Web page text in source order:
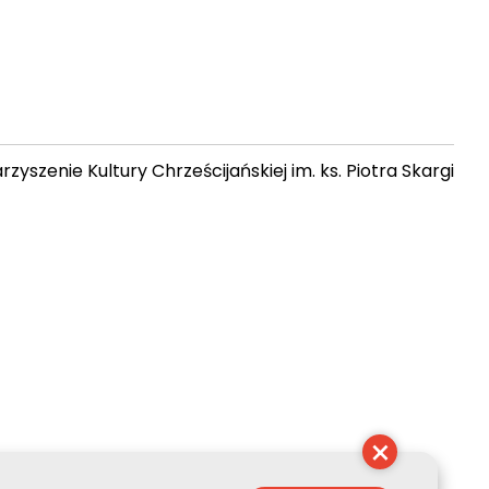
Kultury Chrześcijańskiej im. ks. Piotra Skargi
×